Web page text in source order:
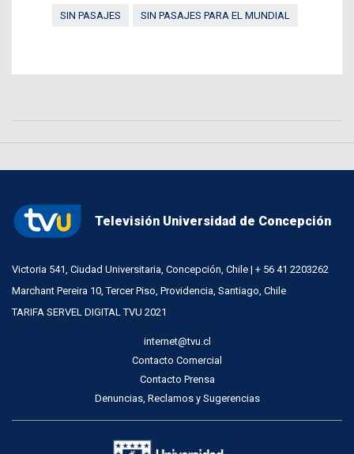
SIN PASAJES
SIN PASAJES PARA EL MUNDIAL
Televisión Universidad de Concepción
Victoria 541, Ciudad Universitaria, Concepción, Chile | + 56 41 2203262
Marchant Pereira 10, Tercer Piso, Providencia, Santiago, Chile
TARIFA SERVEL DIGITAL TVU 2021
internet@tvu.cl
Contacto Comercial
Contacto Prensa
Denuncias, Reclamos y Sugerencias